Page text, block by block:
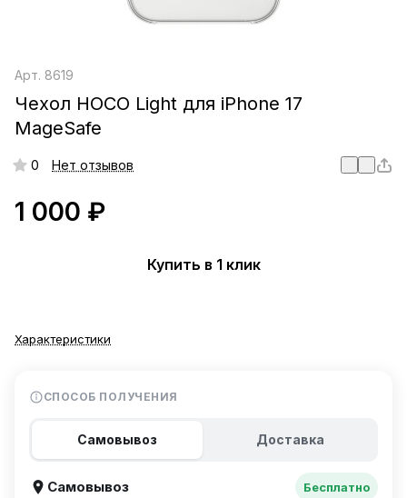
Арт. 8619
Чехол HOCO Light для iPhone 17
MageSafe
0 Нет отзывов
1 000 ₽
Купить в 1 клик
Характеристики
СПОСОБ ПОЛУЧЕНИЯ
Самовывоз Доставка
Самовывоз
Бесплатно